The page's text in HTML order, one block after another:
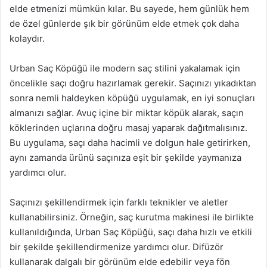
elde etmenizi mümkün kılar. Bu sayede, hem günlük hem
de özel günlerde şık bir görünüm elde etmek çok daha
kolaydır.
Urban Saç Köpüğü ile modern saç stilini yakalamak için
öncelikle saçı doğru hazırlamak gerekir. Saçınızı yıkadıktan
sonra nemli haldeyken köpüğü uygulamak, en iyi sonuçları
almanızı sağlar. Avuç içine bir miktar köpük alarak, saçın
köklerinden uçlarına doğru masaj yaparak dağıtmalısınız.
Bu uygulama, saçı daha hacimli ve dolgun hale getirirken,
aynı zamanda ürünü saçınıza eşit bir şekilde yaymanıza
yardımcı olur.
Saçınızı şekillendirmek için farklı teknikler ve aletler
kullanabilirsiniz. Örneğin, saç kurutma makinesi ile birlikte
kullanıldığında, Urban Saç Köpüğü, saçı daha hızlı ve etkili
bir şekilde şekillendirmenize yardımcı olur. Difüzör
kullanarak dalgalı bir görünüm elde edebilir veya fön